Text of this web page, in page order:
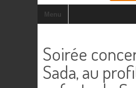
Menu
Soirée
Sada, au